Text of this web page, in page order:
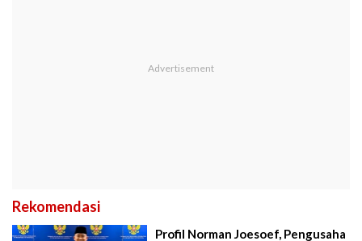
Rekomendasi
Profil Norman Joesoef, Pengusaha